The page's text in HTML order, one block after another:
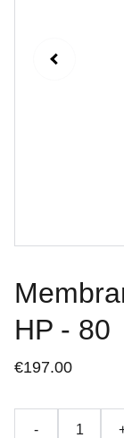
HP - 80
€197.00
-